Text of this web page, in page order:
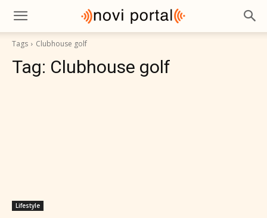
Tags Clubhouse golf
Tag: Clubhouse golf
Lifestyle